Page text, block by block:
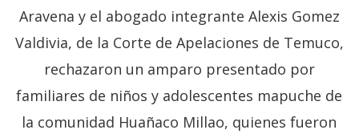
Aravena y el abogado integrante Alexis Gomez
Valdivia, de la Corte de Apelaciones de Temuco,
rechazaron un amparo presentado por
familiares de niños y adolescentes mapuche de
la comunidad Huañaco Millao, quienes fueron